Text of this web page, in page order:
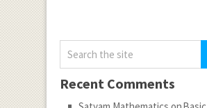
Recent Comments